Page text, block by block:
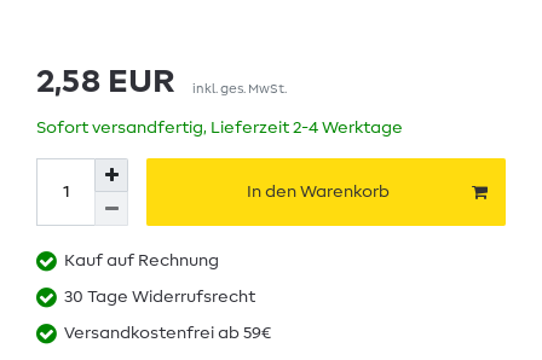
2,58 EUR inkl. ges. MwSt.
Sofort versandfertig, Lieferzeit 2-4 Werktage
In den Warenkorb
Kauf auf Rechnung
30 Tage Widerrufsrecht
Versandkostenfrei ab 59€